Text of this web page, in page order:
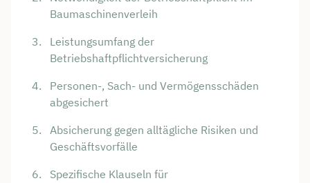
Baumaschinenverleih
Leistungsumfang der
Betriebshaftpflichtversicherung
Personen-, Sach- und Vermögensschäden
abgesichert
Absicherung gegen alltägliche Risiken und
Geschäftsvorfälle
Spezifische Klauseln für